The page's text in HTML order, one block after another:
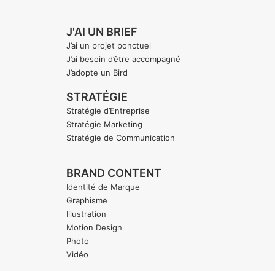
J'AI UN BRIEF
J’ai un projet ponctuel
J’ai besoin d’être accompagné
J’adopte un Bird
STRATÉGIE
Stratégie d’Entreprise
Stratégie Marketing
Stratégie de Communication
BRAND CONTENT
Identité de Marque
Graphisme
Illustration
Motion Design
Photo
Vidéo